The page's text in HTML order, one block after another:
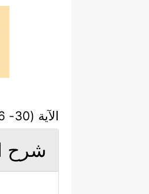
الآية (30- 66)
شرح